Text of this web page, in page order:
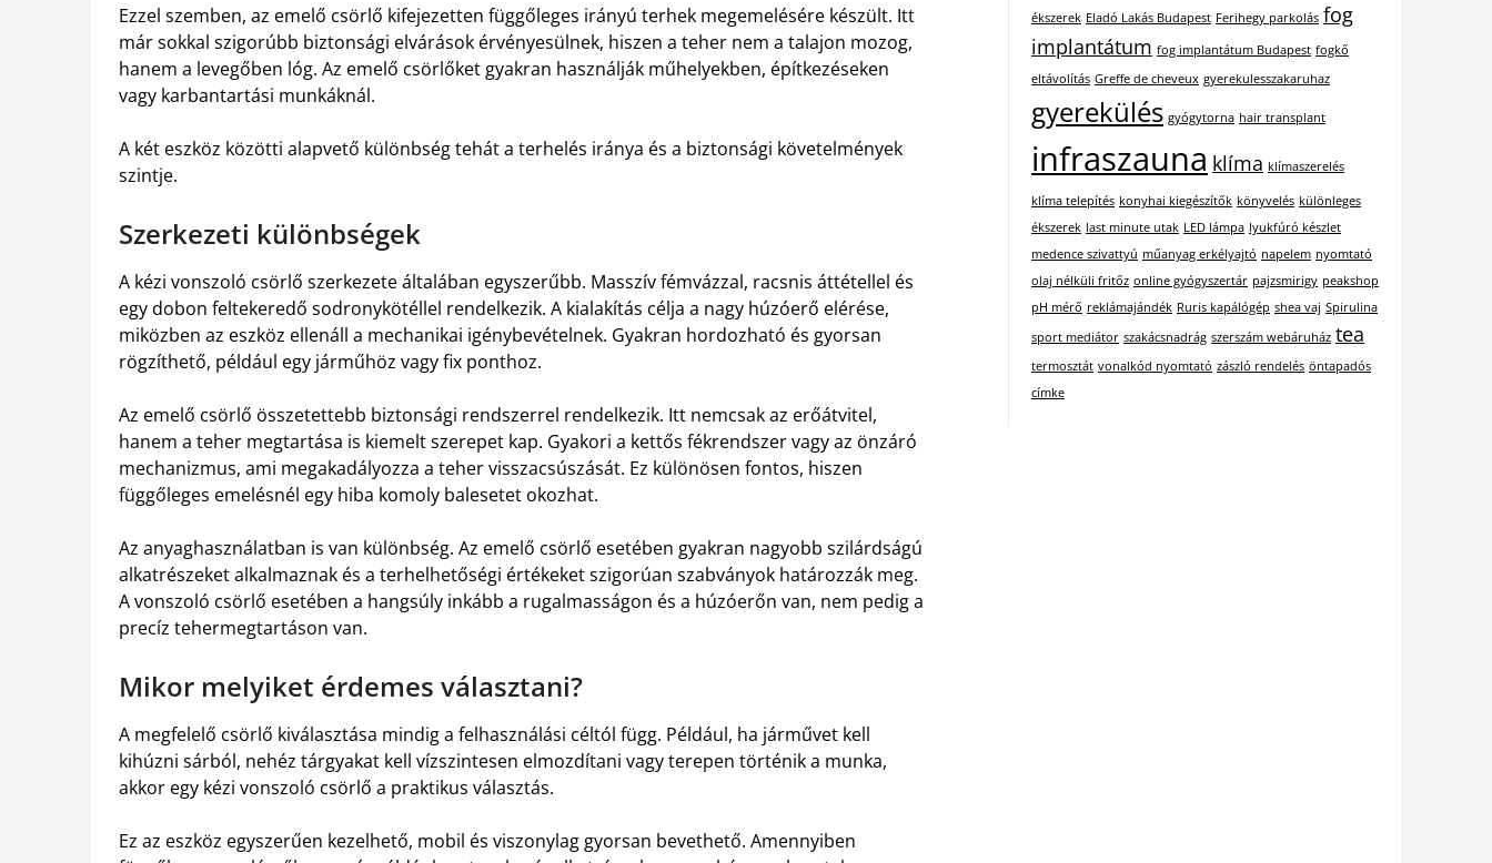
Ezzel szemben, az emelő csörlő kifejezetten függőleges irányú terhek megemelésére készült. Itt
már sokkal szigorúbb biztonsági elvárások érvényesülnek, hiszen a teher nem a talajon mozog,
hanem a levegőben lóg. Az emelő csörlőket gyakran használják műhelyekben, építkezéseken
vagy karbantartási munkáknál.
A két eszköz közötti alapvető különbség tehát a terhelés iránya és a biztonsági követelmények
szintje.
Szerkezeti különbségek
A kézi vonszoló csörlő szerkezete általában egyszerűbb. Masszív fémvázzal, racsnis áttétellel és
egy dobon feltekeredő sodronykötéllel rendelkezik. A kialakítás célja a nagy húzóerő elérése,
miközben az eszköz ellenáll a mechanikai igénybevételnek. Gyakran hordozható és gyorsan
rögzíthető, például egy járműhöz vagy fix ponthoz.
Az emelő csörlő összetettebb biztonsági rendszerrel rendelkezik. Itt nemcsak az erőátvitel,
hanem a teher megtartása is kiemelt szerepet kap. Gyakori a kettős fékrendszer vagy az önzáró
mechanizmus, ami megakadályozza a teher visszacsúszását. Ez különösen fontos, hiszen
függőleges emelésnél egy hiba komoly balesetet okozhat.
Az anyaghasználatban is van különbség. Az emelő csörlő esetében gyakran nagyobb szilárdságú
alkatrészeket alkalmaznak és a terhelhetőségi értékeket szigorúan szabványok határozzák meg.
A vonszoló csörlő esetében a hangsúly inkább a rugalmasságon és a húzóerőn van, nem pedig a
precíz tehermegtartáson van.
Mikor melyiket érdemes választani?
A megfelelő csörlő kiválasztása mindig a felhasználási céltól függ. Például, ha járművet kell
kihúzni sárból, nehéz tárgyakat kell vízszintesen elmozdítani vagy terepen történik a munka,
akkor egy kézi vonszoló csörlő a praktikus választás.
Ez az eszköz egyszerűen kezelhető, mobil és viszonylag gyorsan bevethető. Amennyiben
ékszerek Eladó Lakás Budapest Ferihegy parkolás fog
implantátum fog implantátum Budapest fogkő
eltávolítás Greffe de cheveux gyerekulesszakaruhaz
gyerekülés gyógytorna hair transplant
infraszauna klíma klímaszerelés
klíma telepítés konyhai kiegészítők könyvelés különleges
ékszerek last minute utak LED lámpa lyukfúró készlet
medence szivattyú műanyag erkélyajtó napelem nyomtató
olaj nélküli fritőz online gyógyszertár pajzsmirigy peakshop
pH mérő reklámajándék Ruris kapálógép shea vaj Spirulina
sport mediátor szakácsnadrág szerszám webáruház tea
termosztát vonalkód nyomtató zászló rendelés öntapadós
címke